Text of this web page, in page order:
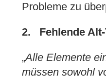
Probleme zu
2. Fehlende Alt-
„Alle Elemente
müssen sowohl